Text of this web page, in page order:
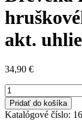
akt.
34,90 €
množstvo
Drevená
fajka
actiTube
Pridať do košíka
Katalógové číslo: